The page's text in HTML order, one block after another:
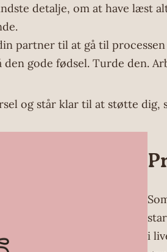
detalje, om at have læst
partner til at gå til
gode fødsel. Turde den.
og står klar til at støtte
i